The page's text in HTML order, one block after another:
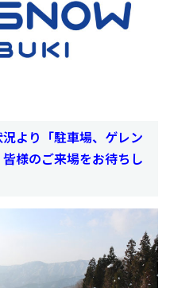
より「駐車場、ゲレン
様のご来場をお待ちし